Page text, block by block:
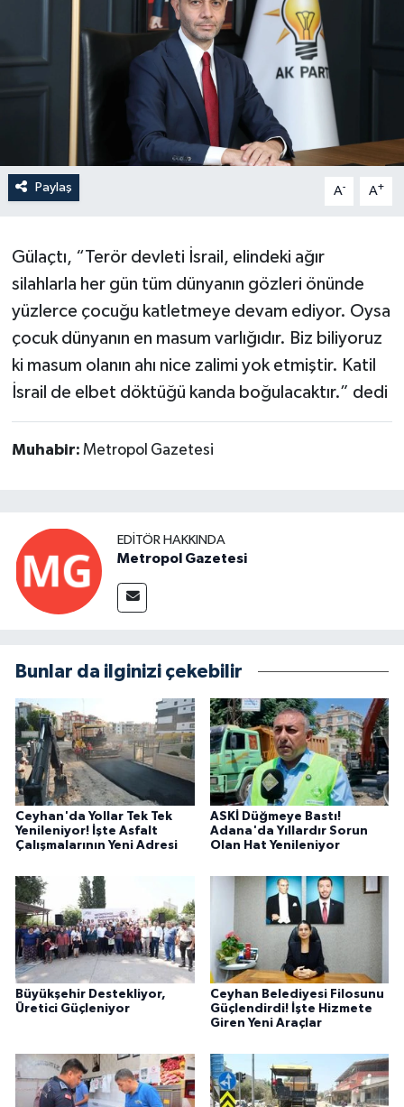
Paylaş A- A+
Gülaçtı, “Terör devleti İsrail, elindeki ağır
silahlarla her gün tüm dünyanın gözleri önünde
yüzlerce çocuğu katletmeye devam ediyor. Oysa
çocuk dünyanın en masum varlığıdır. Biz biliyoruz
ki masum olanın ahı nice zalimi yok etmiştir. Katil
İsrail de elbet döktüğü kanda boğulacaktır.” dedi
Muhabir: Metropol Gazetesi
EDITÖR HAKKINDA
Metropol Gazetesi
Bunlar da ilginizi çekebilir
Ceyhan'da Yollar Tek Tek
Yenileniyor! İşte Asfalt
Çalışmalarının Yeni Adresi
ASKİ Düğmeye Bastı!
Adana'da Yıllardır Sorun
Olan Hat Yenileniyor
Büyükşehir Destekliyor,
Üretici Güçleniyor
Ceyhan Belediyesi Filosunu
Güçlendirdi! İşte Hizmete
Giren Yeni Araçlar